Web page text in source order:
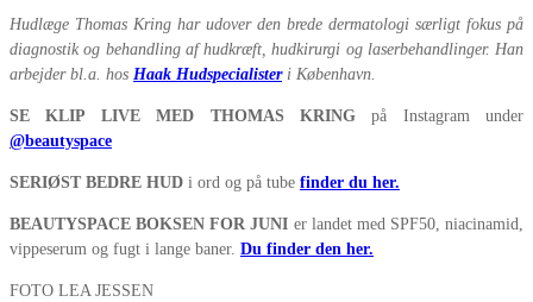
Hudlæge Thomas Kring har udover den brede dermatologi særligt fokus på
diagnostik og behandling af hudkræft, hudkirurgi og laserbehandlinger. Han
arbejder bl.a. hos Haak Hudspecialisteri København.
SE KLIP LIVE MED THOMAS KRINGpå Instagram under
@beautyspace
SERIØST BEDRE HUD i ord og på tube finder du her.
BEAUTYSPACE BOKSEN FOR JUNI er landet med SPF50, niacinamid,
vippeserum og fugt i lange baner. Du finder den her.
FOTO LEA JESSEN